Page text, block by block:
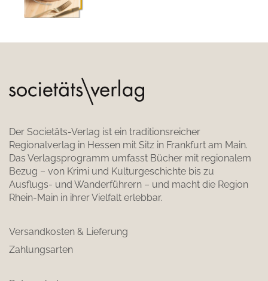
Der Societäts-Verlag ist ein traditionsreicher
Regionalverlag in Hessen mit Sitz in Frankfurt am Main.
Das Verlagsprogramm umfasst Bücher mit regionalem
Bezug – von Krimi und Kulturgeschichte bis zu
Ausflugs- und Wanderführern – und macht die Region
Rhein-Main in ihrer Vielfalt erlebbar.
Versandkosten & Lieferung
Zahlungsarten